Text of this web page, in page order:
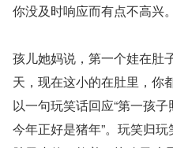
你没及时响应而有点不高兴。
孩儿她妈说，第一个娃在肚
天，现在这小的在肚里，你
以一句玩笑话回应“第一孩
今年正好是猪年”。玩笑归